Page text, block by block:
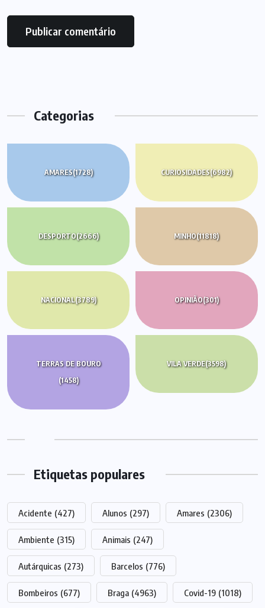
Categorias
AMARES(1728) CURIOSIDADES(6982)
DESPORTO(2666) MINHO(11818)
NACIONAL(3789) OPINIÃO(301)
TERRAS DE BOURO
(1458)
VILA VERDE(3598)
Etiquetas populares
Acidente (427) Alunos (297) Amares (2306)
Ambiente (315) Animais (247)
Autárquicas (273) Barcelos (776)
Bombeiros (677) Braga (4963) Covid-19 (1018)